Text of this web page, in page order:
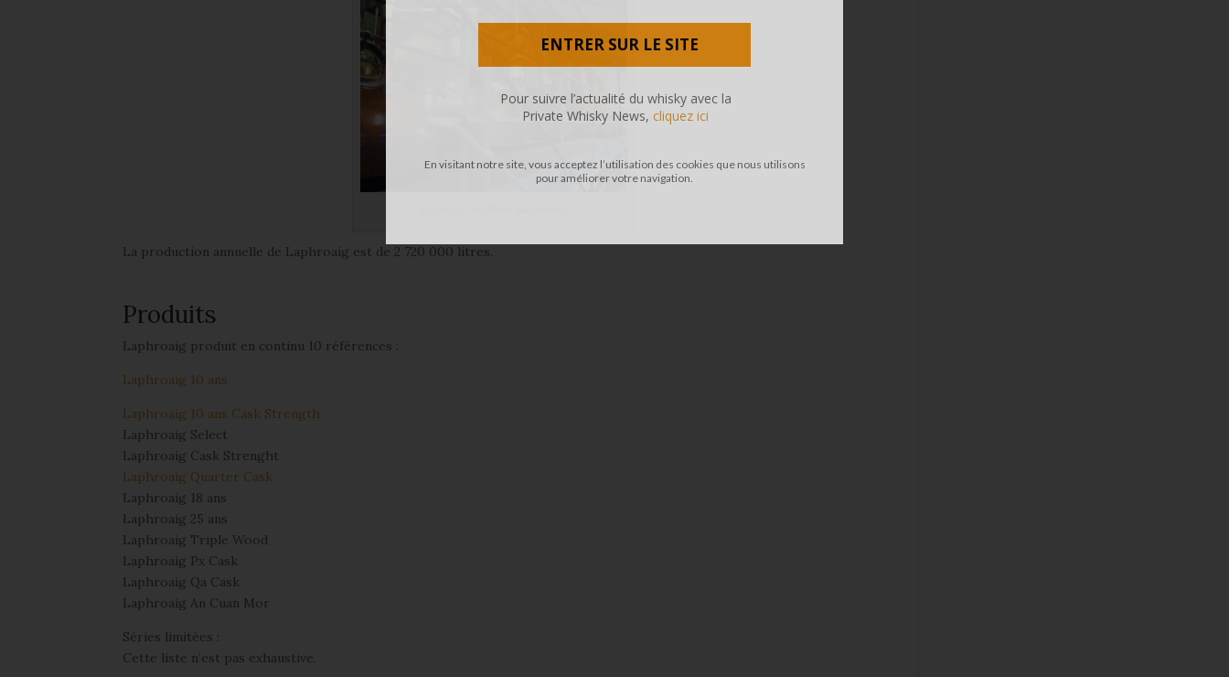
La production annuelle de Laphroaig est de 2 720 000 litres.
Produits
Laphroaig produit en continu 10 références :
Laphroaig 10 ans
Laphroaig 10 ans Cask Strength
Laphroaig Select
Laphroaig Cask Strenght
Laphroaig Quarter Cask
Laphroaig 18 ans
Laphroaig 25 ans
Laphroaig Triple Wood
Laphroaig Px Cask
Laphroaig Qa Cask
Laphroaig An Cuan Mor
Séries limitées :
Cette liste n’est pas exhaustive.
ENTRER SUR LE SITE
En visitant notre site, vous acceptez l’utilisation des cookies que nous utilisons
pour améliorer votre navigation.
Pour suivre l’actualité du whisky avec la
Private Whisky News, cliquez ici